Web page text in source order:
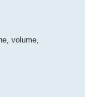
volume,